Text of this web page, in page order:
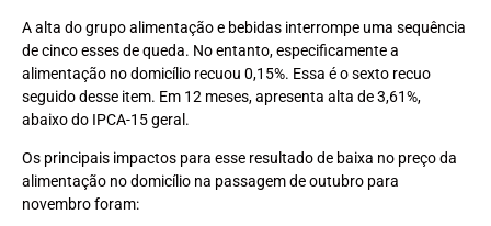
A alta do grupo alimentação e bebidas interrompe uma sequência
de cinco esses de queda. No entanto, especificamente a
alimentação no domicílio recuou 0,15%. Essa é o sexto recuo
seguido desse item. Em 12 meses, apresenta alta de 3,61%,
abaixo do IPCA-15 geral.
Os principais impactos para esse resultado de baixa no preço da
alimentação no domicílio na passagem de outubro para
novembro foram: